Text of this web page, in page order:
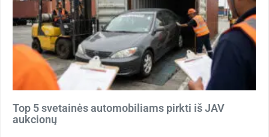
Top 5 svetainės automobiliams pirkti iš JAV
aukcionų